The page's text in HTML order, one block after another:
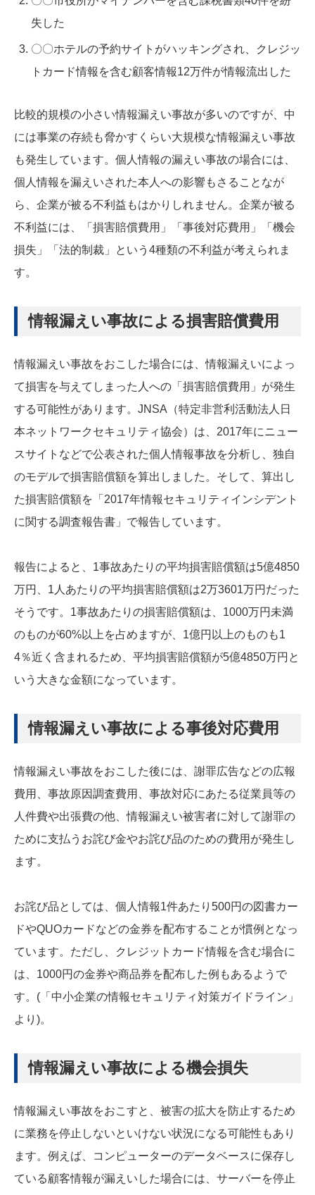
失した
〇〇ホテルの予約サイトがハッキングされ、クレジッ
トカード情報を含む顧客情報12万件が情報流出した
比較的規模の小さい情報漏えい事故が多いのですが、中
には事業の存続も脅かすくらい大規模な情報漏えい事故
も発生しています。個人情報の漏えい事故の場合には、
個人情報を漏えいされた本人への影響もさることなが
ら、企業が被る不利益もはかりしれません。企業が被る
不利益には、「損害賠償費用」「事後対応費用」「機会
損失」「法的制裁」という4種類の不利益が考えられま
す。
情報漏えい事故による損害賠償費用
情報漏えい事故をおこした場合には、情報漏えいによっ
て損害を与えてしまった人への「損害賠償費用」が発生
する可能性があります。JNSA（特定非営利活動法人日
本ネットワークセキュリティ協会）は、2017年にニュー
スサイトなどで公表された個人情報事故を分析し、独自
のモデルで損害賠償額を算出しました。そして、算出し
た損害賠償額を「2017年情報セキュリティインシデント
に関する調査報告書」で報告しています。
報告によると、1事故あたりの平均損害賠償額は5億4850
万円、1人あたりの平均損害賠償額は2万3601万円だった
そうです。1事故あたりの損害賠償額は、1000万円未満
のものが60%以上を占めますが、1億円以上のものも1
4％近く含まれるため、平均損害賠償額が5億4850万円と
いう大きな金額になっています。
情報漏えい事故による事後対応費用
情報漏えい事故をおこした後には、謝罪広告などの広報
費用、事故原因調査費用、事故対応にあたる従業員等の
人件費や出張費の他、情報漏えい被害者に対して謝罪の
ために支払うお詫び金やお詫び品のための費用が発生し
ます。
お詫び品としては、個人情報1件あたり500円の図書カー
ドやQUOカードなどの金券を配布することが慣例となっ
ています。ただし、クレジットカード情報を含む場合に
は、1000円の金券や商品券を配布した例もあるようで
す。(「中小企業の情報セキュリティ対策ガイドライン」
より)。
情報漏えい事故による機会損失
情報漏えい事故をおこすと、被害の拡大を防止するため
に業務を停止しないといけない状況になる可能性もあり
ます。例えば、コンピューターのデータベースに保存し
ている顧客情報が漏えいした場合には、サーバーを停止